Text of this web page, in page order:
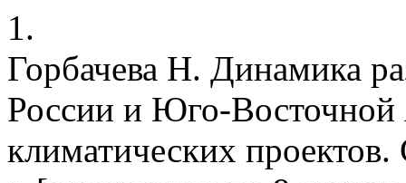
1.
Горбачева Н. Динамика
России и Юго-
климатических